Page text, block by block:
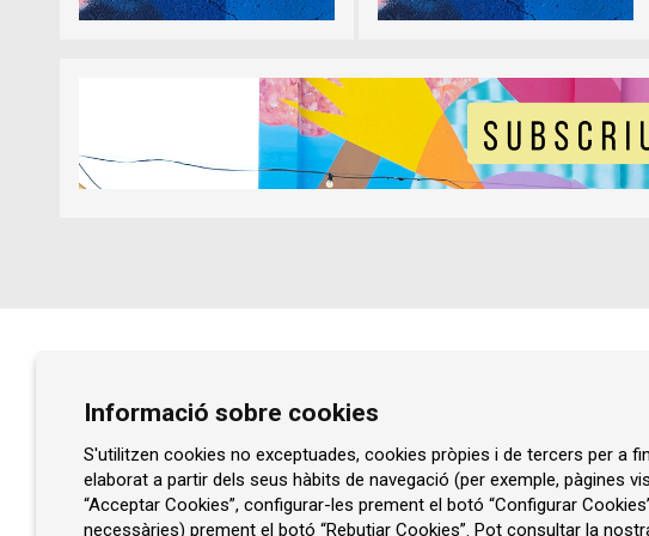
08401 Granollers
93 860 47 29
info@rocaumbert.cat
Informació sobre cookies
S'utilitzen cookies no exceptuades, cookies pròpies i de tercers per a
elaborat a partir dels seus hàbits de navegació (per exemple, pàgines
“Acceptar Cookies”, configurar-les prement el botó “Configurar
necessàries) prement el botó “Rebutjar Cookies”. Pot consultar la